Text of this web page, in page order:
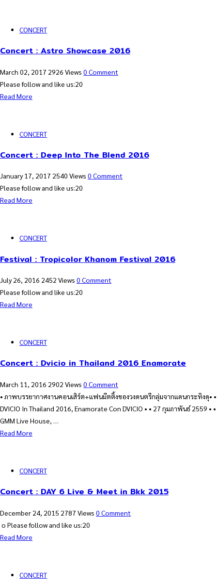
CONCERT
Concert : Astro Showcase 2016
March 02, 2017 2926 Views 0 Comment
Please follow and like us:20
Read More
CONCERT
Concert : Deep Into The Blend 2016
January 17, 2017 2540 Views 0 Comment
Please follow and like us:20
Read More
CONCERT
Festival : Tropicolor Khanom Festival 2016
July 26, 2016 2452 Views 0 Comment
Please follow and like us:20
Read More
CONCERT
Concert : Dvicio in Thailand 2016 Enamorate
March 11, 2016 2902 Views 0 Comment
• ภาพบรรยากาศงานคอนเสิร์ต+แฟนมีตติ้งของวงดนตรีกลุ่มจากแดนกระทิงดุ• •
DVICIO In Thailand 2016, Enamorate Con DVICIO • • 27 กุมภาพันธ์ 2559 • •
GMM Live House, …
Read More
CONCERT
Concert : DAY 6 Live & Meet in Bkk 2015
December 24, 2015 2787 Views 0 Comment
o Please follow and like us:20
Read More
CONCERT